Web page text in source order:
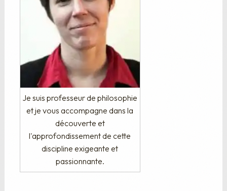
Je suis professeur de philosophie
et je vous accompagne dans la
découverte et
l'approfondissement de cette
discipline exigeante et
passionnante.